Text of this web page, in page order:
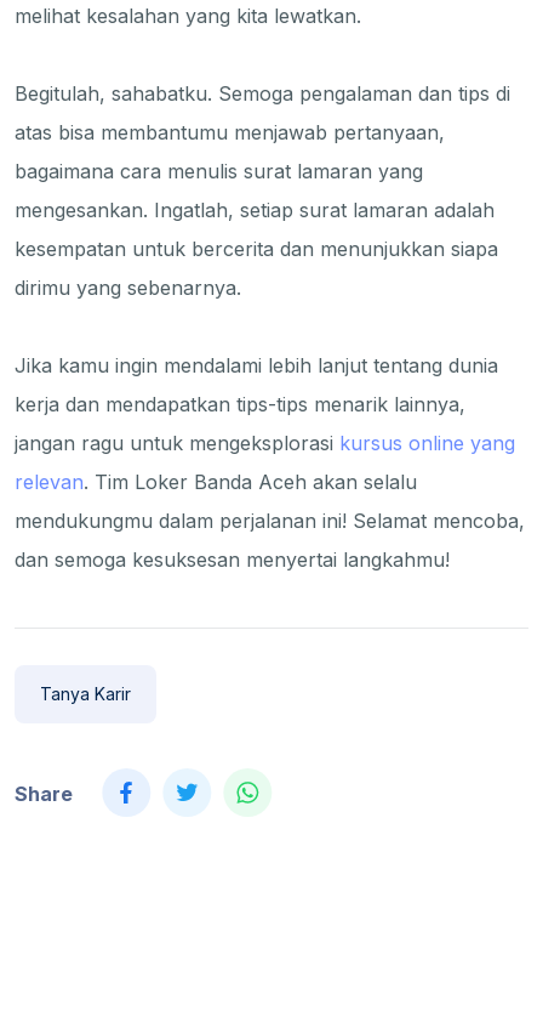
melihat kesalahan yang kita lewatkan.
Begitulah, sahabatku. Semoga pengalaman dan tips di
atas bisa membantumu menjawab pertanyaan,
bagaimana cara menulis surat lamaran yang
mengesankan. Ingatlah, setiap surat lamaran adalah
kesempatan untuk bercerita dan menunjukkan siapa
dirimu yang sebenarnya.
Jika kamu ingin mendalami lebih lanjut tentang dunia
kerja dan mendapatkan tips-tips menarik lainnya,
jangan ragu untuk mengeksplorasi kursus online yang
relevan. Tim Loker Banda Aceh akan selalu
mendukungmu dalam perjalanan ini! Selamat mencoba,
dan semoga kesuksesan menyertai langkahmu!
Tanya Karir
Share